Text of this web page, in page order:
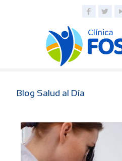
Blog Salud al Día